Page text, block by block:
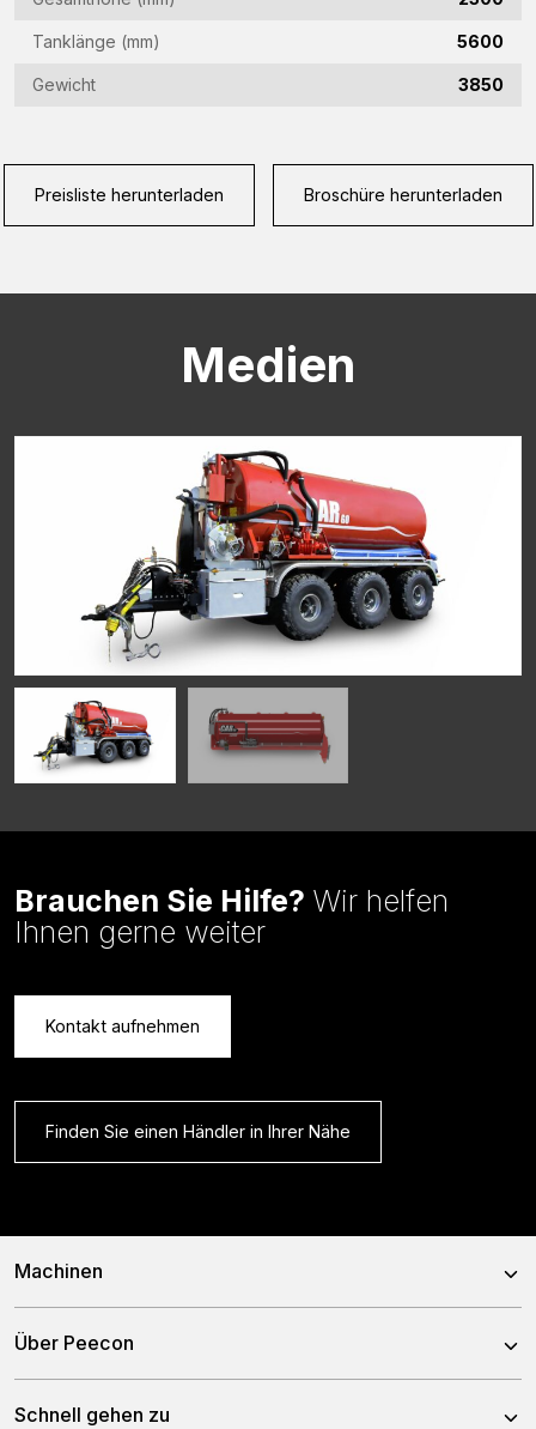
Tanklänge (mm) 5600
Gewicht 3850
Preisliste herunterladen Broschüre herunterladen
Medien
Brauchen Sie Hilfe? Wir helfen
Ihnen gerne weiter
Kontakt aufnehmen
Finden Sie einen Händler in Ihrer Nähe
(Required)
Woonplaats
(Required)
Machinen
Mischwagen
Stationäre Mischwagen
Über Peecon
Schnell gehen zu